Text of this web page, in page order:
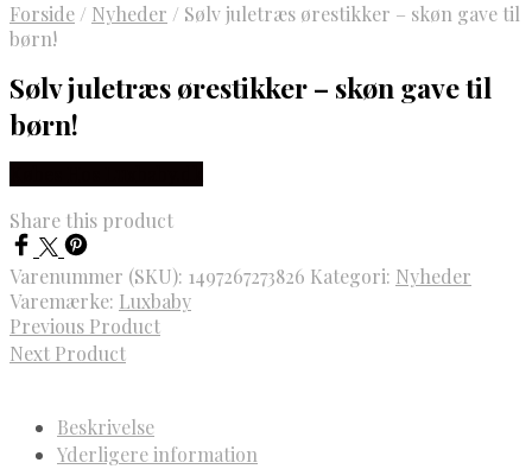
Forside / Nyheder / Sølv juletræs ørestikker – skøn gave til
børn!
Sølv juletræs ørestikker – skøn gave til
børn!
Share this product
Varenummer (SKU): 1497267273826 Kategori: Nyheder
Varemærke: Luxbaby
Previous Product
Next Product
Beskrivelse
Yderligere information